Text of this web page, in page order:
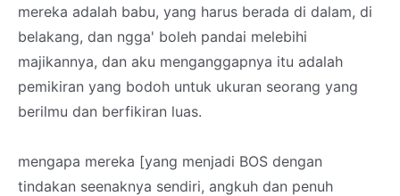
mereka adalah babu, yang harus berada di dalam, di
belakang, dan ngga' boleh pandai melebihi
majikannya, dan aku menganggapnya itu adalah
pemikiran yang bodoh untuk ukuran seorang yang
berilmu dan berfikiran luas.
mengapa mereka [yang menjadi BOS dengan
tindakan seenaknya sendiri, angkuh dan penuh